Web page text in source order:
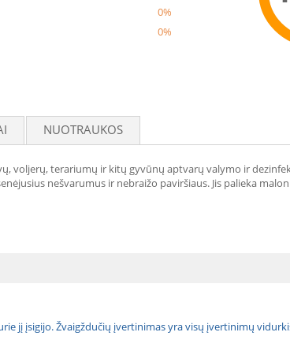
0%
0%
NUOTRAUKOS
voljerų, terariumų ir kitų gyvūnų aptvarų valymo ir
nešvarumus ir nebraižo paviršiaus. Jis palieka
jį įsigijo. Žvaigždučių įvertinimas yra visų įvertinimų